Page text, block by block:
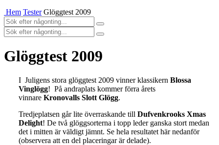
Hem Tester Glöggtest 2009
Glöggtest 2009
I Juligens stora glöggtest 2009 vinner klassikern Blossa
Vinglögg! På andraplats kommer förra årets
vinnare Kronovalls Slott Glögg.
Tredjeplatsen går lite överraskande till Dufvenkrooks Xmas
Delight! De två glöggsorterna i topp leder ganska stort medan
det i mitten är väldigt jämnt. Se hela resultatet här nedanför
(observera att en del placeringar är delade).